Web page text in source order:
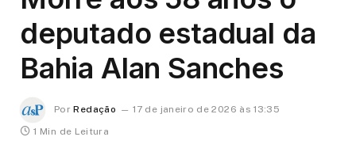
deputado estadual da
Bahia Alan Sanches
Por Redação
17 de janeiro de 2026 às 13:35
1 Min de Leitura